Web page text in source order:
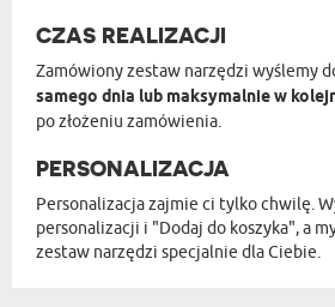
CZAS REALIZACJI
Zamówiony zestaw narzędzi wyślemy
samego dnia lub maksymalnie w
po złożeniu zamówienia.
PERSONALIZACJA
Personalizacja zajmie ci tylko chwilę.
personalizacji i "Dodaj do koszyka", a
zestaw narzędzi specjalnie dla Ciebie.